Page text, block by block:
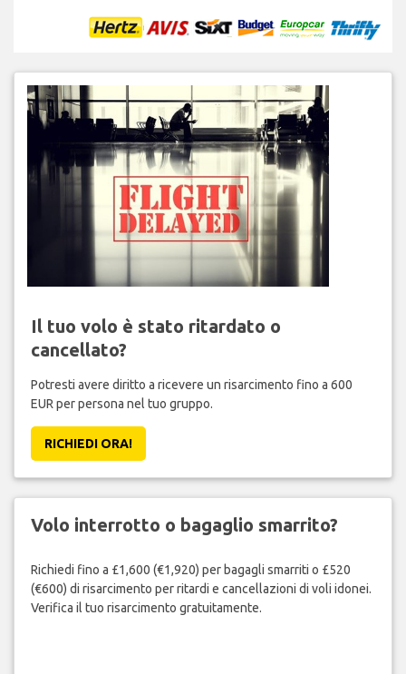
Il tuo volo è stato ritardato o
cancellato?
Potresti avere diritto a ricevere un risarcimento fino a 600
EUR per persona nel tuo gruppo.
RICHIEDI ORA!
Volo interrotto o bagaglio smarrito?
Richiedi fino a £1,600 (€1,920) per bagagli smarriti o £520
(€600) di risarcimento per ritardi e cancellazioni di voli idonei.
Verifica il tuo risarcimento gratuitamente.